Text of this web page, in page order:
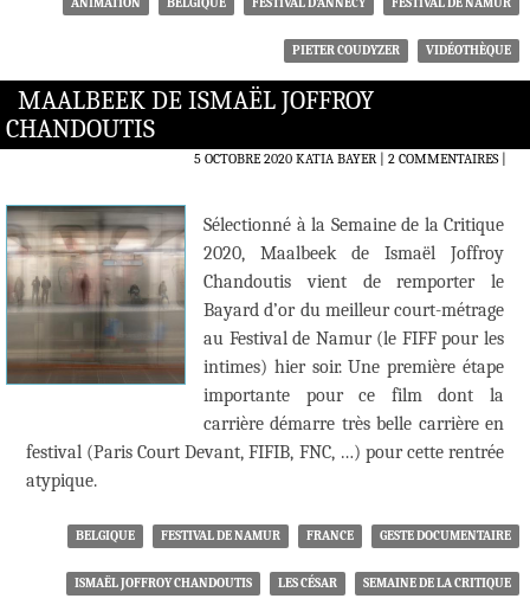
ANIMATION BELGIQUE FESTIVAL D'ANNECY FESTIVAL DE NAMUR
PIETER COUDYZER VIDÉOTHÈQUE
MAALBEEK DE ISMAËL JOFFROY
CHANDOUTIS
5 OCTOBRE 2020 KATIA BAYER 2 COMMENTAIRES|
Sélectionné à la Semaine de la Critique
2020, Maalbeek de Ismaël Joffroy
Chandoutis vient de remporter le
Bayard d’or du meilleur court-métrage
au Festival de Namur (le FIFF pour les
intimes) hier soir. Une première étape
importante pour ce film dont la
carrière démarre très belle carrière en
festival (Paris Court Devant, FIFIB, FNC, …) pour cette rentrée
atypique.
BELGIQUE FESTIVAL DE NAMUR FRANCE GESTE DOCUMENTAIRE
ISMAËL JOFFROY CHANDOUTIS LES CÉSAR SEMAINE DE LA CRITIQUE